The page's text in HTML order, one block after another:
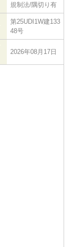
規制法/隅切り有
第25UDI1W建133
48号
2026年08月17日